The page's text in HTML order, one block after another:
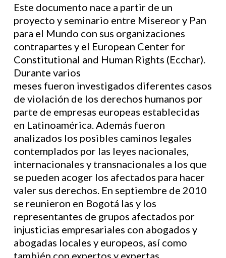
Este documento nace a partir de un
proyecto y seminario entre Misereor y Pan
para el Mundo con sus organizaciones
contrapartes y el European Center for
Constitutional and Human Rights (Ecchar).
Durante varios
meses fueron investigados diferentes casos
de violación de los derechos humanos por
parte de empresas europeas establecidas
en Latinoamérica. Además fueron
analizados los posibles caminos legales
contemplados por las leyes nacionales,
internacionales y transnacionales a los que
se pueden acoger los afectados para hacer
valer sus derechos. En septiembre de 2010
se reunieron en Bogotá las y los
representantes de grupos afectados por
injusticias empresariales con abogados y
abogadas locales y europeos, así como
también con expertos y expertas